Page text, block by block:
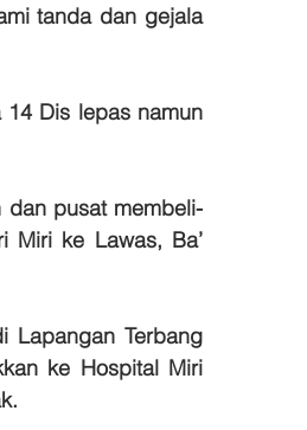
tanda dan gejala
Dis lepas namun
pusat membeli-
Miri ke Lawas, Ba’
Lapangan Terbang
ke Hospital Miri